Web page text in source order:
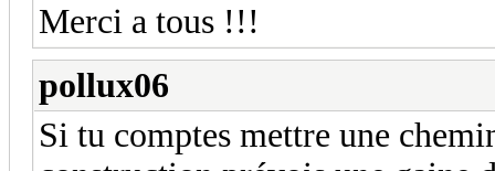
Merci a tous !!!
pollux06
Si tu comptes mettre une